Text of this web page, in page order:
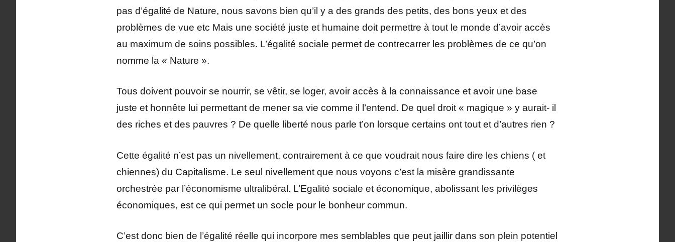
pas d’égalité de Nature, nous savons bien qu’il y a des grands des petits, des bons yeux et des
problèmes de vue etc Mais une société juste et humaine doit permettre à tout le monde d’avoir accès
au maximum de soins possibles. L’égalité sociale permet de contrecarrer les problèmes de ce qu’on
nomme la « Nature ».
Tous doivent pouvoir se nourrir, se vêtir, se loger, avoir accès à la connaissance et avoir une base
juste et honnête lui permettant de mener sa vie comme il l’entend. De quel droit « magique » y aurait- il
des riches et des pauvres ? De quelle liberté nous parle t’on lorsque certains ont tout et d’autres rien ?
Cette égalité n’est pas un nivellement, contrairement à ce que voudrait nous faire dire les chiens ( et
chiennes) du Capitalisme. Le seul nivellement que nous voyons c’est la misère grandissante
orchestrée par l’économisme ultralibéral. L’Egalité sociale et économique, abolissant les privilèges
économiques, est ce qui permet un socle pour le bonheur commun.
C’est donc bien de l’égalité réelle qui incorpore mes semblables que peut jaillir dans son plein potentiel